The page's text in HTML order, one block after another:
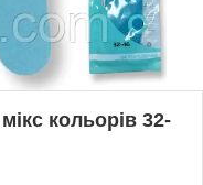
кольорів 32-